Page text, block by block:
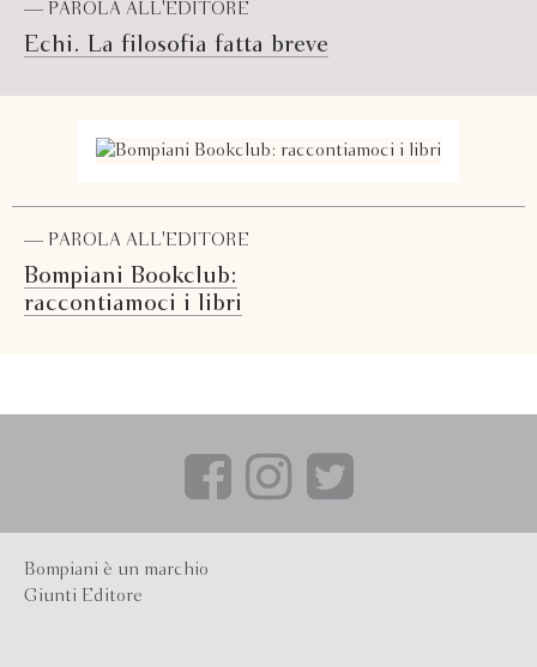
— PAROLA ALL'EDITORE
Echi. La filosofia fatta breve
— PAROLA ALL'EDITORE
Bompiani Bookclub:
raccontiamoci i libri
Bompiani è un marchio
Giunti Editore